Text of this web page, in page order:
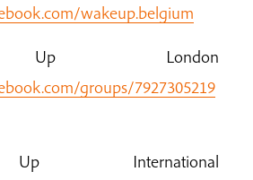
wakeup.belgium
Up London
groups/7927305219
International